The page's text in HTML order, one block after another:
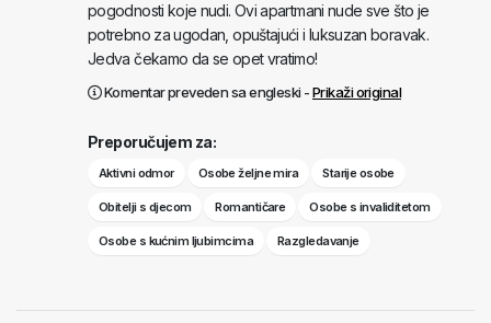
pogodnosti koje nudi. Ovi apartmani nude sve što je
potrebno za ugodan, opuštajući i luksuzan boravak.
Jedva čekamo da se opet vratimo!
Komentar preveden sa engleski -Prikaži original
Preporučujem za:
Aktivni odmor Osobe željne mira Starije osobe
Obitelji s djecom Romantičare Osobe s invaliditetom
Osobe s kućnim ljubimcima Razgledavanje